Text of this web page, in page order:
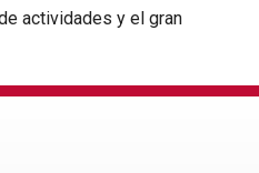
actividades y el gran